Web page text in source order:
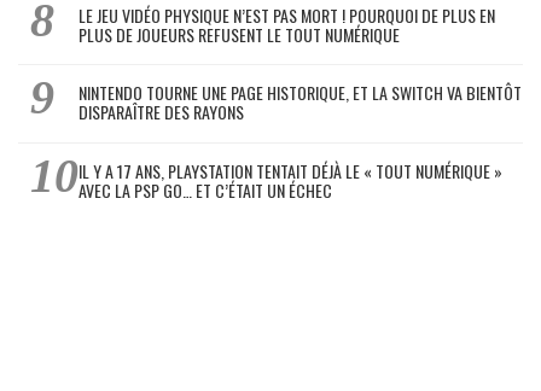
LE JEU VIDÉO PHYSIQUE N’EST PAS MORT ! POURQUOI DE PLUS EN
PLUS DE JOUEURS REFUSENT LE TOUT NUMÉRIQUE
NINTENDO TOURNE UNE PAGE HISTORIQUE, ET LA SWITCH VA BIENTÔT
DISPARAÎTRE DES RAYONS
IL Y A 17 ANS, PLAYSTATION TENTAIT DÉJÀ LE « TOUT NUMÉRIQUE »
AVEC LA PSP GO… ET C’ÉTAIT UN ÉCHEC